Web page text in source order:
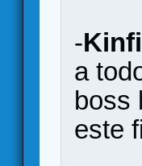
-
a
boss
este